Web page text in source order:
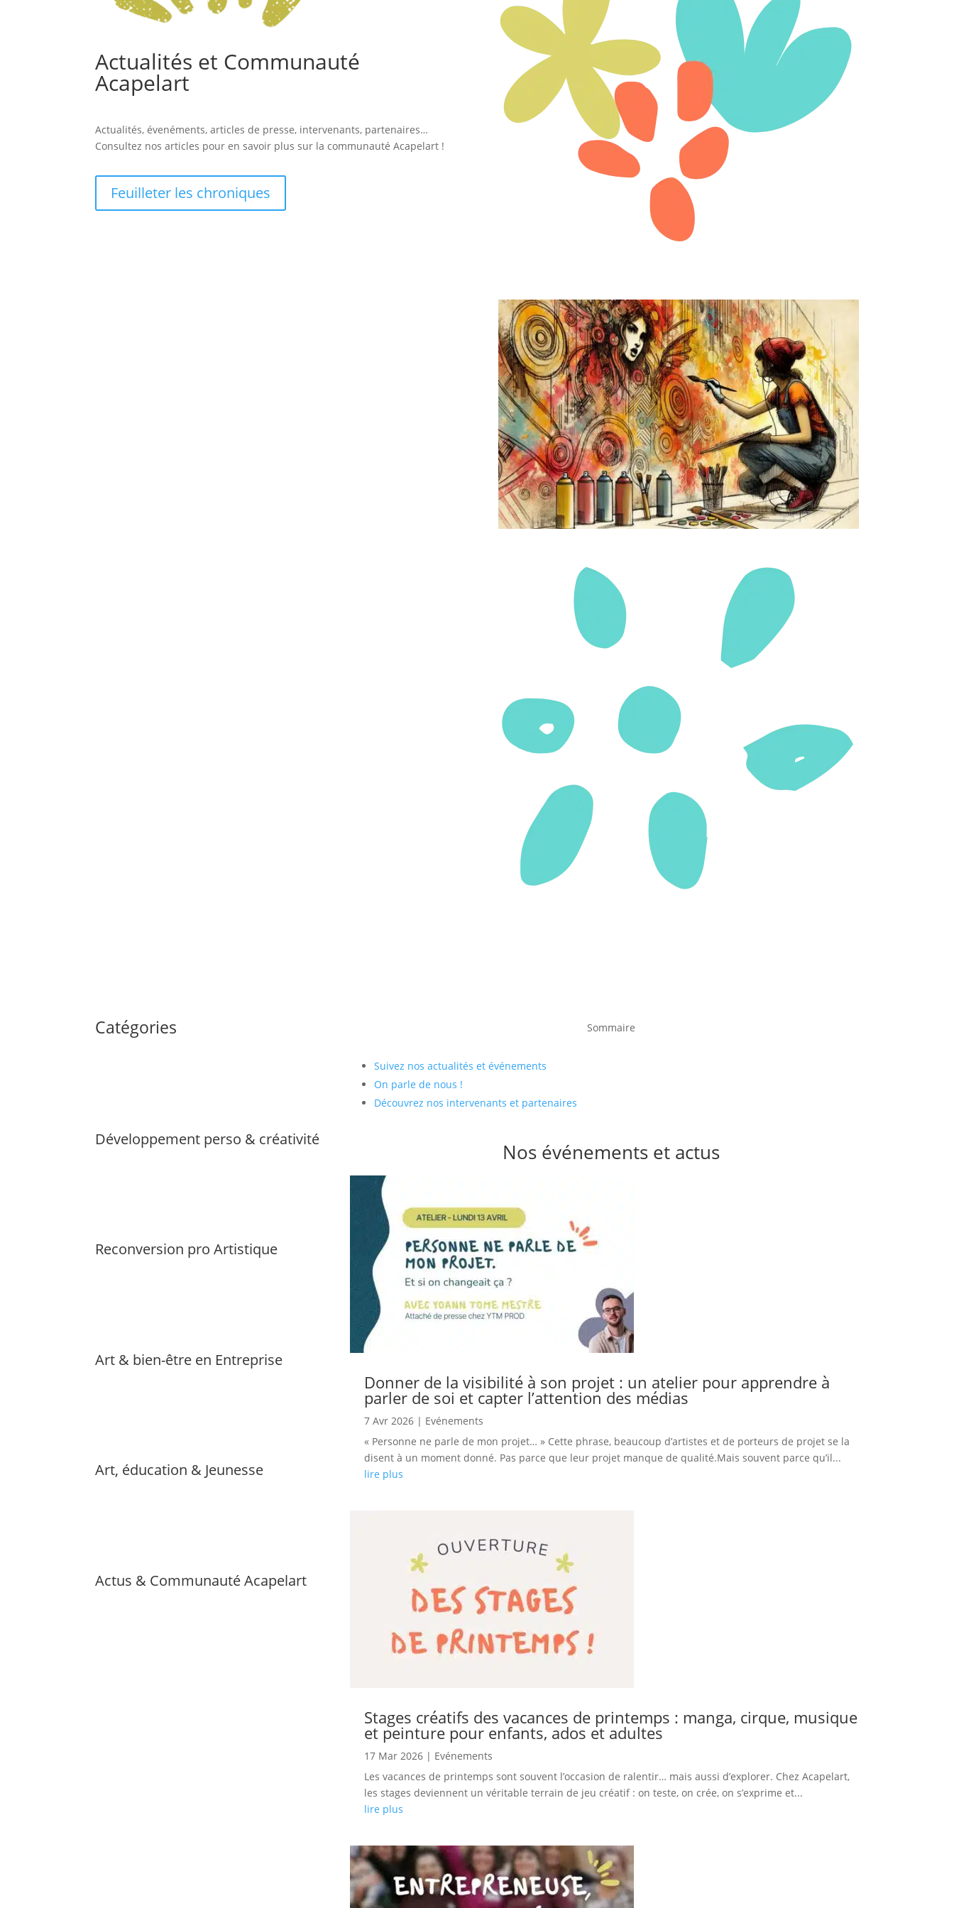
Actualités et Communauté
Acapelart
Actualités, évenéments, articles de presse, intervenants, partenaires…
Consultez nos articles pour en savoir plus sur la communauté Acapelart !
Feuilleter les chroniques
Catégories
Développement perso & créativité
Reconversion pro Artistique
Art & bien-être en Entreprise
Art, éducation & Jeunesse
Actus & Communauté Acapelart
Sommaire
Suivez nos actualités et événements
On parle de nous !
Découvrez nos intervenants et partenaires
Nos événements et actus
Donner de la visibilité à son projet : un atelier pour apprendre à
parler de soi et capter l’attention des médias
7 Avr 2026| Evénements
« Personne ne parle de mon projet… » Cette phrase, beaucoup d’artistes et de porteurs de projet se la
disent à un moment donné. Pas parce que leur projet manque de qualité.Mais souvent parce qu’il...
lire plus
Stages créatifs des vacances de printemps : manga, cirque, musique
et peinture pour enfants, ados et adultes
17 Mar 2026| Evénements
Les vacances de printemps sont souvent l’occasion de ralentir… mais aussi d’explorer. Chez Acapelart,
les stages deviennent un véritable terrain de jeu créatif : on teste, on crée, on s’exprime et...
lire plus